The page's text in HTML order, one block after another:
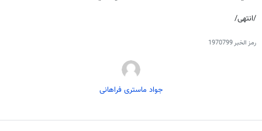
/انتهى/
رمز الخبر1970799
جواد ماستری فراهانی